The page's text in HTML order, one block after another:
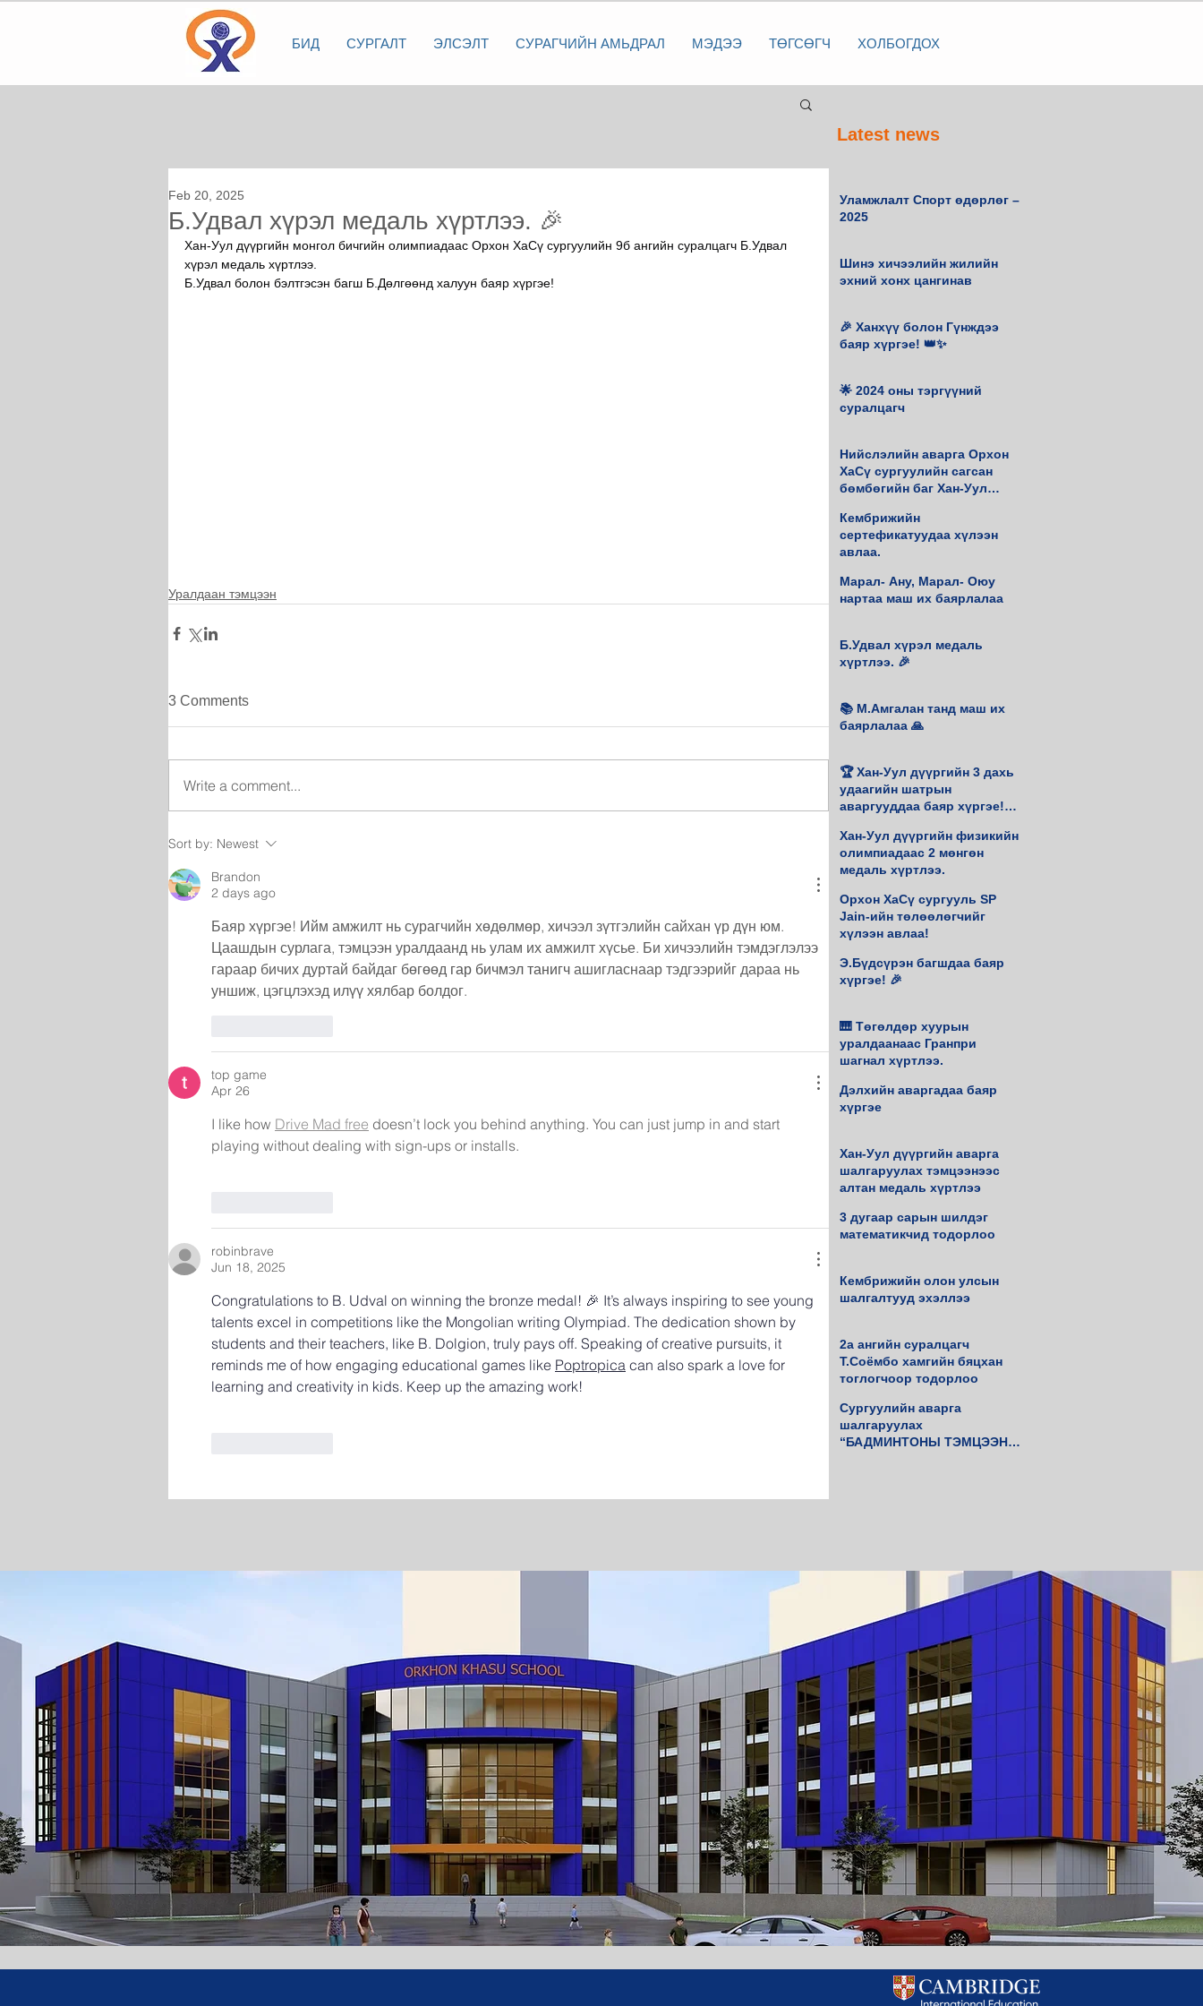
БИД СУРГАЛТ ЭЛСЭЛТ СУРАГЧИЙН АМЬДРАЛ МЭДЭЭ ТӨГСӨГЧ ХОЛБОГДОХ
Б.Удвал хүрэл медаль хүртлээ. 🎉
Feb 20, 2025
Хан-Уул дүүргийн монгол бичгийн олимпиадаас Орхон ХаСү сургуулийн 9б ангийн суралцагч Б.Удвал
хүрэл медаль хүртлээ.
Б.Удвал болон бэлтгэсэн багш Б.Дөлгөөнд халуун баяр хүргэе!
Уралдаан тэмцээн
3 Comments
Write a comment...
Sort by: Newest
Brandon
2 days ago
Баяр хүргэе! Ийм амжилт нь сурагчийн хөдөлмөр, хичээл зүтгэлийн сайхан үр дүн юм.
Цаашдын сурлага, тэмцээн уралдаанд нь улам их амжилт хүсье. Би хичээлийн тэмдэглэлээ
гараар бичих дуртай байдаг бөгөөд гар бичмэл танигч ашигласнаар тэдгээрийг дараа нь
уншиж, цэгцлэхэд илүү хялбар болдог.
top game
Apr 26
I like how Drive Mad free doesn’t lock you behind anything. You can just jump in and start
playing without dealing with sign-ups or installs.
robinbrave
Jun 18, 2025
Congratulations to B. Udval on winning the bronze medal! 🎉 It’s always inspiring to see young
talents excel in competitions like the Mongolian writing Olympiad. The dedication shown by
students and their teachers, like B. Dolgion, truly pays off. Speaking of creative pursuits, it
reminds me of how engaging educational games like Poptropica can also spark a love for
learning and creativity in kids. Keep up the amazing work!
Latest news
Уламжлалт Спорт өдөрлөг –
2025
Шинэ хичээлийн жилийн
эхний хонх цангинав
🎉 Ханхүү болон Гүнждээ
баяр хүргэе! 👑✨
🌟 2024 оны тэргүүний
суралцагч
Нийслэлийн аварга Орхон
ХаСү сургуулийн сагсан
бөмбөгийн баг Хан-Уул
боллоо.
Кембрижийн
сертефикатуудаа хүлээн
авлаа.
Марал- Ану, Марал- Оюу
нартаа маш их баярлалаа
Б.Удвал хүрэл медаль
хүртлээ. 🎉
📚 М.Амгалан танд маш их
баярлалаа 🙏
🏆 Хан-Уул дүүргийн 3 дахь
удаагийн шатрын
аваргууддаа баяр хүргэе!♟️
Хан-Уул дүүргийн физикийн
олимпиадаас 2 мөнгөн
медаль хүртлээ.
Орхон ХаСү сургууль SP
Jain-ийн төлөөлөгчийг
хүлээн авлаа!
Э.Бүдсүрэн багшдаа баяр
хүргэе! 🎉
🎹 Төгөлдөр хуурын
уралдаанаас Гранпри
шагнал хүртлээ.
Дэлхийн аваргадаа баяр
хүргэе
Хан-Уул дүүргийн аварга
шалгаруулах тэмцээнээс
алтан медаль хүртлээ
3 дугаар сарын шилдэг
математикчид тодорлоо
Кембрижийн олон улсын
шалгалтууд эхэллээ
2а ангийн суралцагч
Т.Соёмбо хамгийн бяцхан
тоглогчоор тодорлоо
Сургуулийн аварга
шалгаруулах
“БАДМИНТОНЫ ТЭМЦЭЭН”